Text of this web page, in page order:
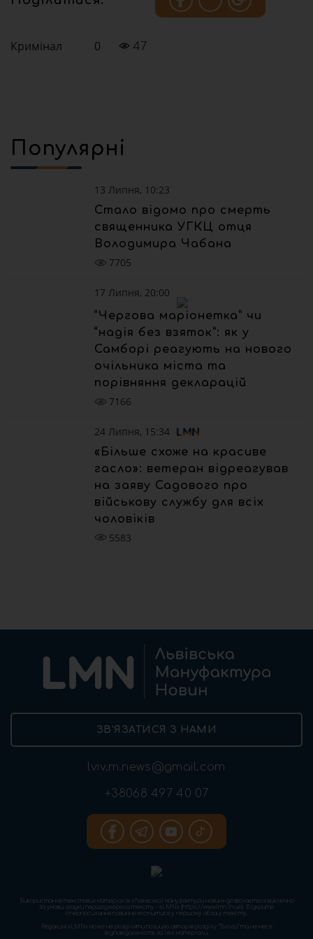
Кримінал 0 47
Популярні
13 Липня, 10:23
Стало відомо про смерть
священника УГКЦ отця
Володимира Чабана
7705
17 Липня, 20:00
“Чергова маріонетка” чи
“надія без взяток”: як у
Самборі реагують на нового
очільника міста та
порівняння декларацій
7166
24 Липня, 15:34
«Більше схоже на красиве
гасло»: ветеран відреагував
на заяву Садового про
військову службу для всіх
чоловіків
5583
ЗВ’ЯЗАТИСЯ З НАМИ
lviv.m.news@gmail.com
+38068 497 40 07
Використання текстових матеріалів «Львівської мануфактури новин» дозволяється виключно
за умови згадки першоджерела тексту – «LMN» (https://www.lmn.in.ua). Відкрите
гіперпосилання повинне міститися у першому абзаці тексту.
Редакція «LMN» може не розділяти позицію авторів розділу “Блоги” та не несе
відповідальність за їхні матеріали.